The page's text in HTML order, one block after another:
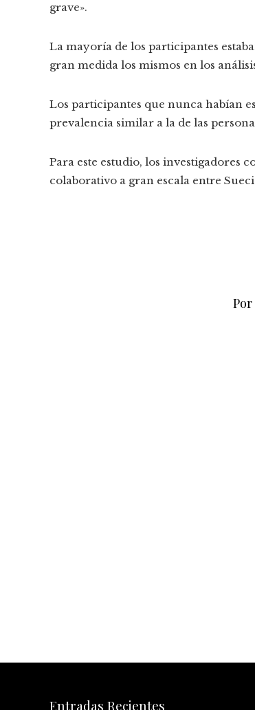
grave».
La mayoría de los participantes
gran medida los mismos en los
Los participantes que nunca habían
prevalencia similar a la de las
Para este estudio, los investigadores
colaborativo a gran escala entre
Entradas Recientes